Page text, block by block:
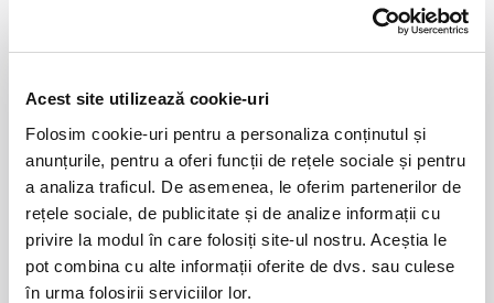
Acest site utilizează cookie-uri
Folosim cookie-uri pentru a personaliza conținutul și
anunțurile, pentru a oferi funcții de rețele sociale și pentru
a analiza traficul. De asemenea, le oferim partenerilor de
rețele sociale, de publicitate și de analize informații cu
privire la modul în care folosiți site-ul nostru. Aceștia le
pot combina cu alte informații oferite de dvs. sau culese
în urma folosirii serviciilor lor.
Strada
Numărul locuinței